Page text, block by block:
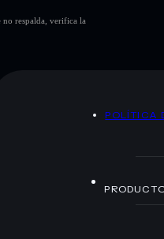
no respalda, verifica la
POLÍTICA